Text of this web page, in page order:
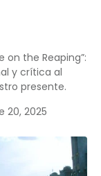
on the Reaping”:
y crítica al
presente.
20, 2025